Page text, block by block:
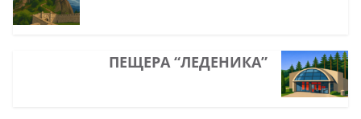
ПЕЩЕРА “ЛЕДЕНИКА”